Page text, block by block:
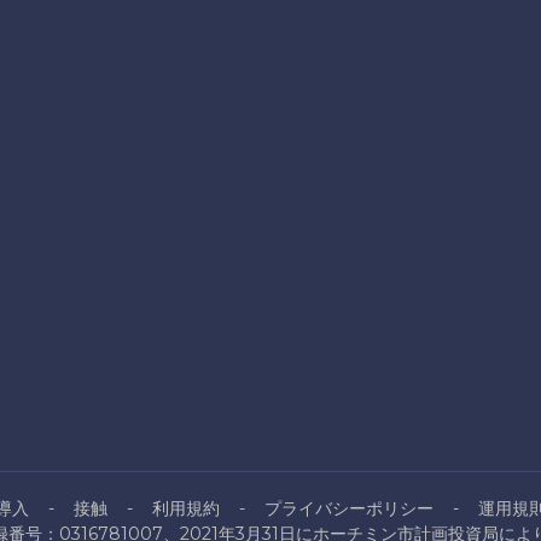
入 接触 利用規約 プライバシーポリシー
運用規
番号：0316781007、2021年3月31日にホーチミン市計画投資局によ